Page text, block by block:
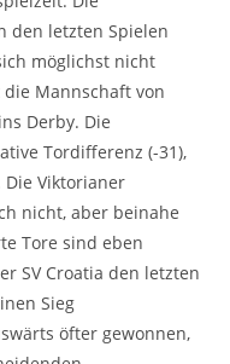
den letzten Spielen
möglichst nicht
Mannschaft von
Derby. Die
Tordifferenz (-31),
Viktorianer
nicht, aber beinahe
Tore sind eben
SV Croatia den letzten
Sieg
öfter gewonnen,